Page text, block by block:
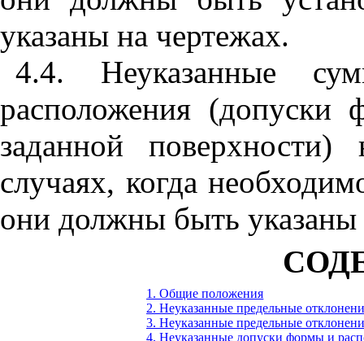
указаны на чертежах.
4.4. Неуказанные
расположения (допуски
заданной
случаях, когда
они должны быть указаны
1. Общие положения
2. Неуказанные предельные
3.Неуказанные предельные
4. Неуказанные допуски формы и